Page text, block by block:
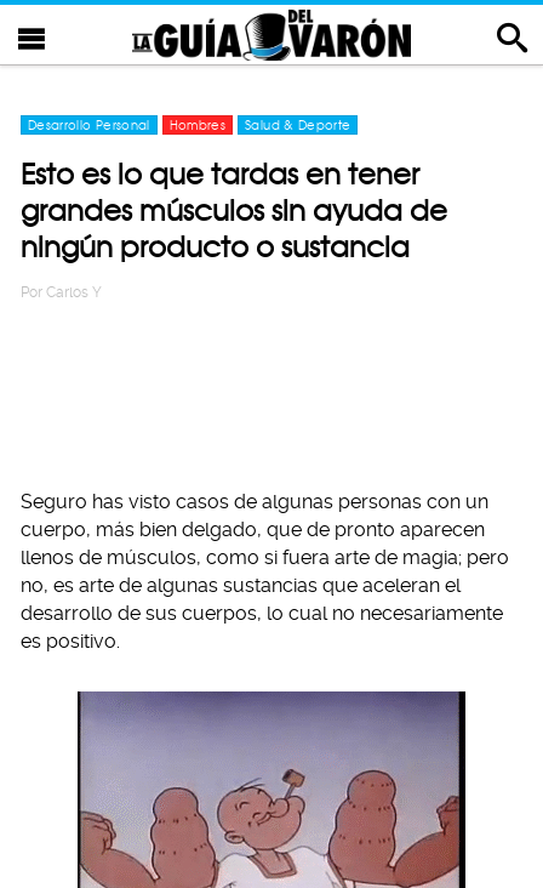
Desarrollo Personal Hombres Salud & Deporte
Esto es lo que tardas en tener
grandes músculos sin ayuda de
ningún producto o sustancia
Por Carlos Y
Seguro has visto casos de algunas personas con un
cuerpo, más bien delgado, que de pronto aparecen
llenos de músculos, como si fuera arte de magia; pero
no, es arte de algunas sustancias que aceleran el
desarrollo de sus cuerpos, lo cual no necesariamente
es positivo.